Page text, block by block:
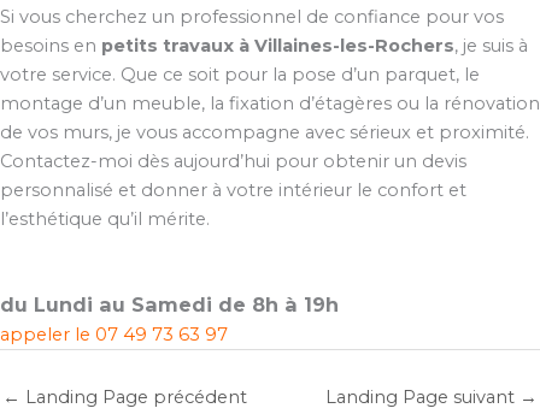
Si vous cherchez un professionnel de confiance pour vos
besoins en petits travaux à Villaines-les-Rochers, je suis à
votre service. Que ce soit pour la pose d’un parquet, le
montage d’un meuble, la fixation d’étagères ou la rénovation
de vos murs, je vous accompagne avec sérieux et proximité.
Contactez-moi dès aujourd’hui pour obtenir un devis
personnalisé et donner à votre intérieur le confort et
l’esthétique qu’il mérite.
du Lundi au Samedi de 8h à 19h
appeler le 07 49 73 63 97
← Landing Page précédent Landing Page suivant →